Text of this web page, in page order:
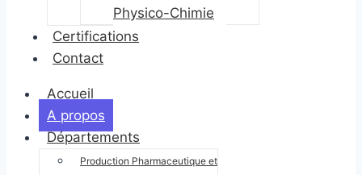
Physico-Chimie
Certifications
Contact
Accueil
A propos
Départements
Production Pharmaceutique et